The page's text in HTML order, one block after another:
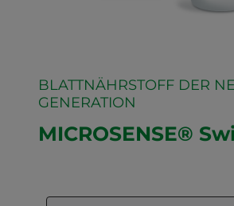
BLATTNÄHRSTOFF DER
GENERATION
MICROSENSE®